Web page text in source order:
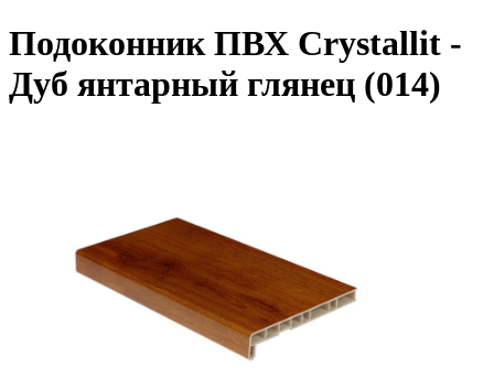
Подоконник ПВХ Crystallit -
Дуб янтарный глянец (014)